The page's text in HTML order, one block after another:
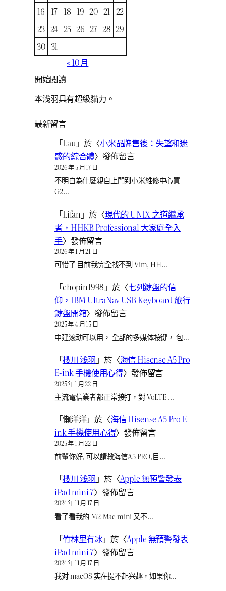
16 17 18 19 20 21 22
23 24 25 26 27 28 29
30 31
« 10 月
開始閱讀
本浅羽具有超級貓力。
最新留言
「Lau」於〈小米品牌售後：失望和迷
惑的綜合體〉發佈留言
2026 年 5 月 17 日
不明白為什麼親自上門到小米維修中心買
G2…
「Lifan 」於〈現代的 UNIX 之道繼承
者，HHKB Professional 大家庭全入
手〉發佈留言
2026 年 1 月 21 日
可惜了 目前我完全找不到 Vim, HH…
「chopin1998 」於〈七列鍵盤的信
仰，IBM UltraNav USB Keyboard 旅行
鍵盤開箱〉發佈留言
2025 年 4 月 15 日
中建滚动可以用， 全部的多媒体按键， 包…
「櫻川 浅羽 」於〈海信 Hisense A5 Pro
E-ink 手機使用心得〉發佈留言
2025 年 1 月 22 日
主流電信業者都正常接打，對 VoLTE …
「懶洋洋」於〈海信 Hisense A5 Pro E-
ink 手機使用心得〉發佈留言
2025 年 1 月 22 日
前輩你好, 可以請教海信A5 PRO,目…
「櫻川 浅羽 」於〈Apple 無預警發表
iPad mini 7〉發佈留言
2024 年 11 月 17 日
看了看我的 M2 Mac mini 又不…
「竹林里有冰」於〈Apple 無預警發表
iPad mini 7〉發佈留言
2024 年 11 月 17 日
我对 macOS 实在提不起兴趣，如果你…